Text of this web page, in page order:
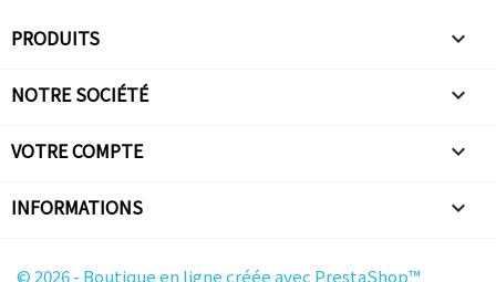
PRODUITS 
NOTRE SOCIÉTÉ 
VOTRE COMPTE 
INFORMATIONS keyboard_arrow_down
© 2026 - Boutique en ligne créée avec PrestaShop™